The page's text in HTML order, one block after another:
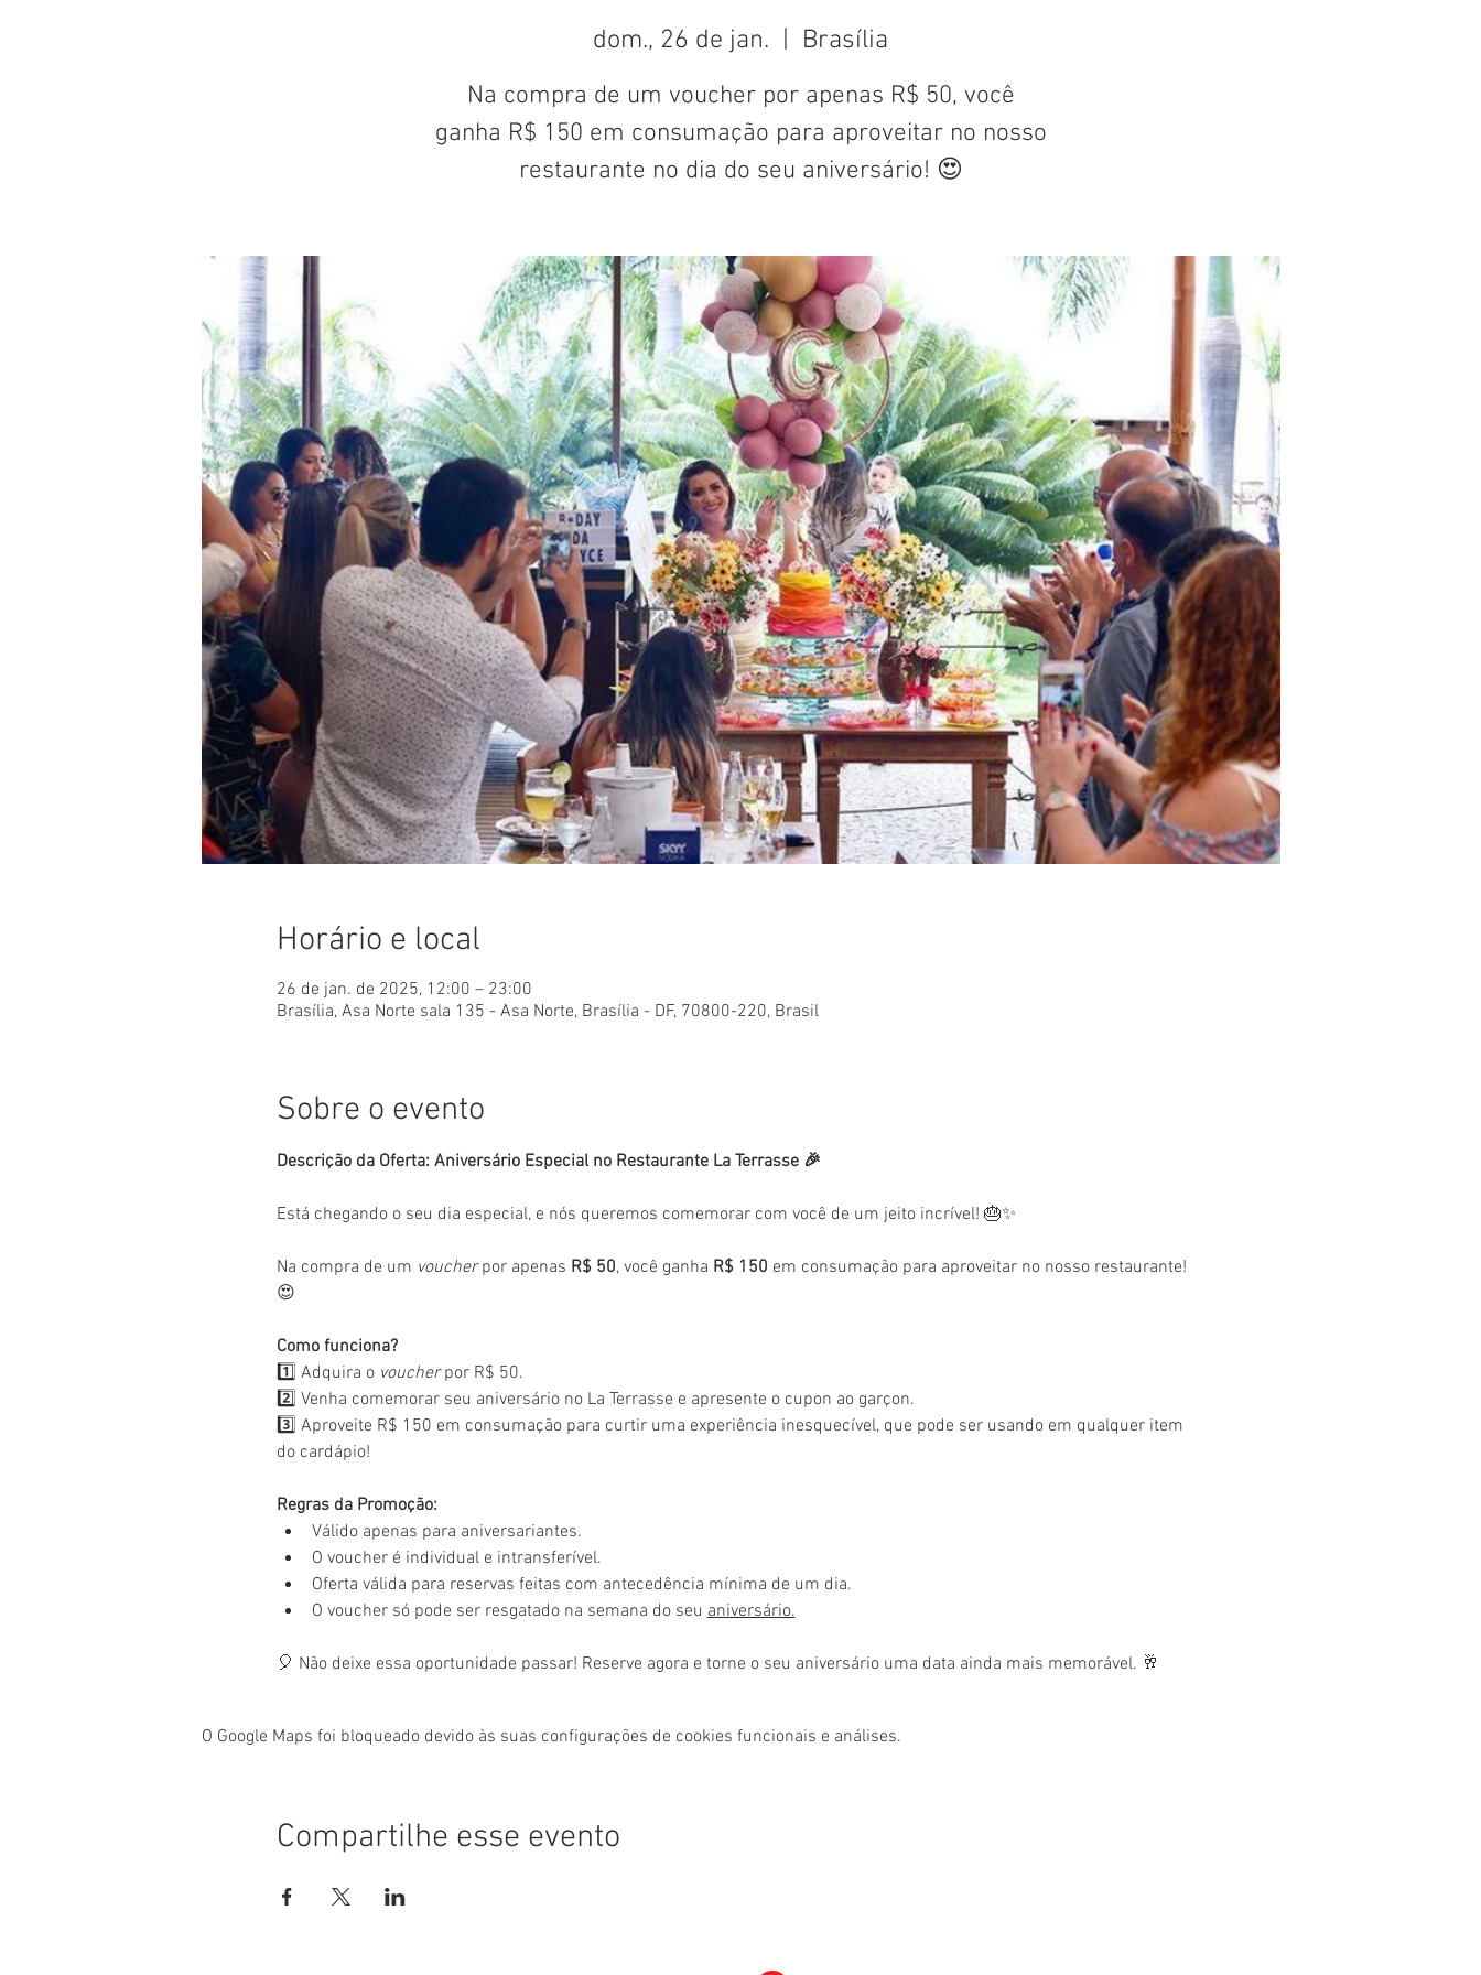
dom., 26 de jan.
Brasília
Na compra de um voucher por apenas R$ 50, você
ganha R$ 150 em consumação para aproveitar no nosso
restaurante no dia do seu aniversário! 😍
Horário e local
26 de jan. de 2025, 12:00 – 23:00
Brasília, Asa Norte sala 135 - Asa Norte, Brasília - DF, 70800-220, Brasil
Sobre o evento
Descrição da Oferta: Aniversário Especial no Restaurante La Terrasse 🎉
Está chegando o seu dia especial, e nós queremos comemorar com você de um jeito incrível! 🎂✨
Na compra de um voucher por apenas R$ 50, você ganha R$ 150 em consumação para aproveitar no nosso restaurante!
😍
Como funciona?
1️⃣ Adquira o voucher por R$ 50.
2️⃣ Venha comemorar seu aniversário no La Terrasse e apresente o cupon ao garçon.
3️⃣ Aproveite R$ 150 em consumação para curtir uma experiência inesquecível, que pode ser usando em qualquer item
do cardápio!
Regras da Promoção:
Válido apenas para aniversariantes.
O voucher é individual e intransferível.
Oferta válida para reservas feitas com antecedência mínima de um dia.
O voucher só pode ser resgatado na semana do seu aniversário.
🎈 Não deixe essa oportunidade passar! Reserve agora e torne o seu aniversário uma data ainda mais memorável. 🥂
O Google Maps foi bloqueado devido às suas configurações de cookies funcionais e análises.
Compartilhe esse evento